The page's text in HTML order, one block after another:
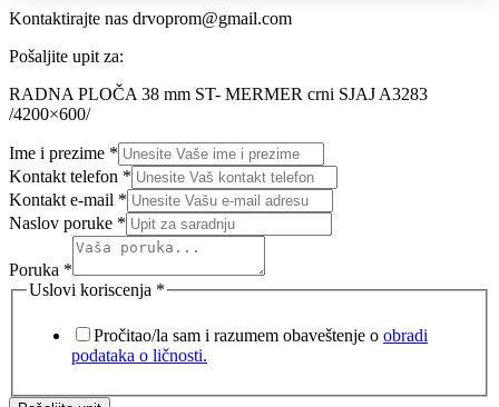
Kontaktirajte nas drvoprom@gmail.com
Pošaljite upit za:
RADNA PLOČA 38 mm ST- MERMER crni SJAJ A3283
/4200×600/
Ime i prezime *
Kontakt telefon *
Kontakt e-mail *
Naslov poruke *
Poruka *
Uslovi koriscenja *
Pročitao/la sam i razumem obaveštenje o obradi
podataka o ličnosti.